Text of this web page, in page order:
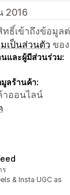
2016
ธิ์เข้าถึงข้อมูล
เป็นส่วนตัว ขอ
และผู้มีส่วนร่วม:
ลร้านค้า:
าออนไลน์
ร
& Insta UGC as